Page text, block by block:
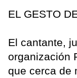
EL GESTO
El cantante,
organización
que cerca de